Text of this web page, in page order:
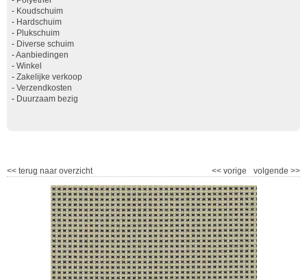
- Koudschuim
- Hardschuim
- Plukschuim
- Diverse schuim
-Aanbiedingen
- Winkel
- Zakelijke verkoop
- Verzendkosten
- Duurzaam bezig
<< terug naar overzicht volgende >>
<< vorige